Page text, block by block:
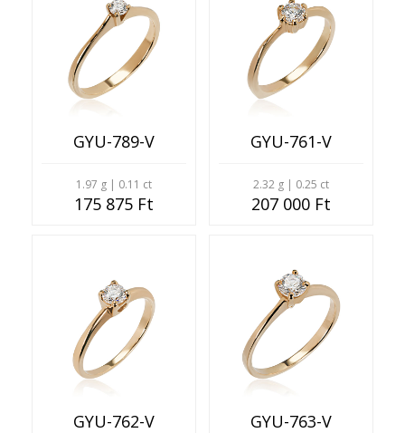
GYU-789-V
1.97 g | 0.11 ct
175 875 Ft
GYU-761-V
2.32 g | 0.25 ct
207 000 Ft
GYU-762-V GYU-763-V